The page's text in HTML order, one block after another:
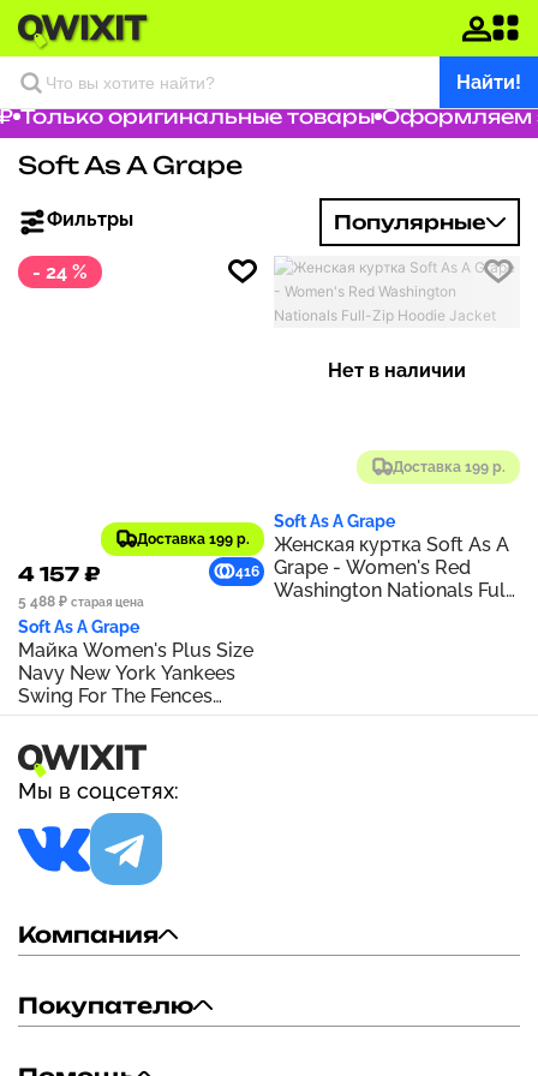
Найти!
Только оригинальные товары Оформляем
Soft As A Grape
Фильтры Популярные
- 24 %
Доставка 199 р.
4 157 ₽
416
5 488 ₽ старая цена
Soft As A Grape
Майка Women's Plus Size
Navy New York Yankees
Swing For The Fences
Racerback Tank Top | Navy
Доставка 199 р.
Нет в наличии
Soft As A Grape
Женская куртка Soft As A
Grape - Women's Red
Washington Nationals Full-
Мы в соцсетях:
Компания
Покупателю